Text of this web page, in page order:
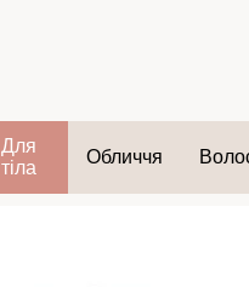
Для
тіла
Обличчя